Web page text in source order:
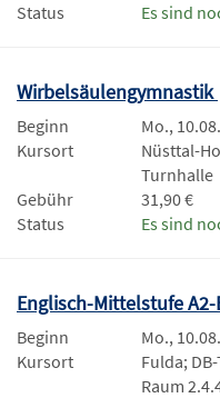
Status
Es sind
Wirbelsäulengymnastik
Beginn
Mo.,
Kursort
Nüsttal-
Turnhalle
Gebühr
31,90 €
Status
Es sind
Englisch-Mittelstufe
Beginn
Mo.,
Kursort
Fulda;
Raum